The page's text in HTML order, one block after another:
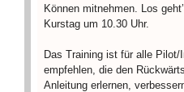
Können mitnehmen. Los
Kurstag um 10.30 Uhr.
Das Training ist für alle Pilot/
empfehlen, die den
Anleitung erlernen,